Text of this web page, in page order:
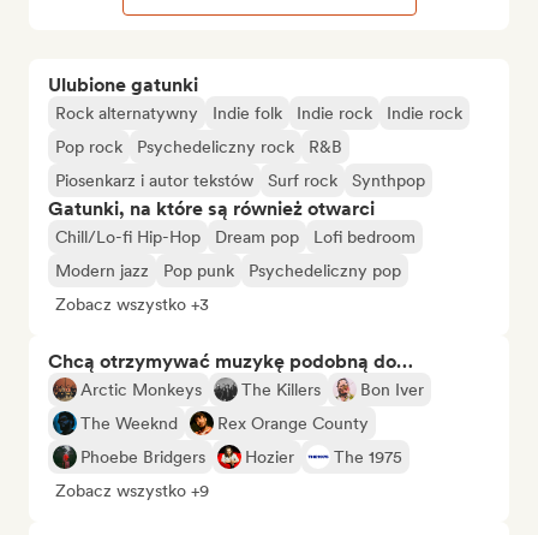
Ulubione gatunki
Rock alternatywny Indie folk Indie rock
Indie rock
Pop rock
Psychedeliczny rock
R&B
Piosenkarz i autor tekstów
Surf rock Synthpop
Gatunki, na które są również otwarci
Chill/Lo-fi Hip-Hop Dream pop
Lofi bedroom
Modern jazz
Pop punk
Psychedeliczny pop
Zobacz wszystko +3
Chcą otrzymywać muzykę podobną do…
Arctic Monkeys The Killers
Bon Iver
The Weeknd
Rex Orange County
Phoebe Bridgers
Hozier
The 1975
Zobacz wszystko +9